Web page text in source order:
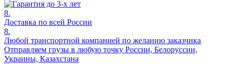
8.
Доставка по всей России
8.
Любой транспортной компанией по желанию заказчика
Отправляем грузы в любую точку России, Белоруссии,
Украины, Казахстана